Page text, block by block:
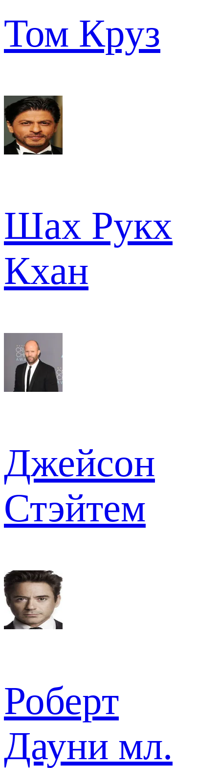
Том Круз
Шах Рукх
Кхан
Джейсон
Стэйтем
Роберт
Дауни мл.